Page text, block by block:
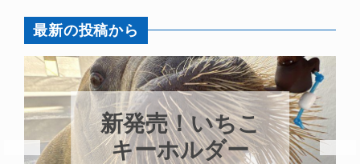
最新の投稿から
新発売！いちこ
キーホルダー